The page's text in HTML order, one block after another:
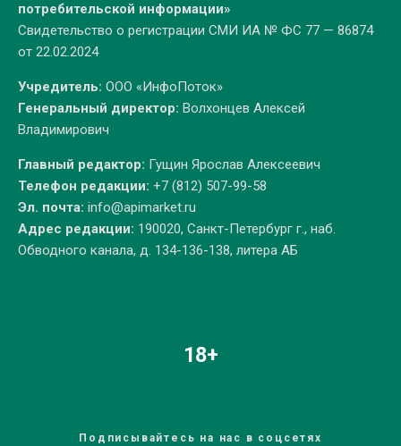
потребительской информации»
Свидетельство о регистрации СМИ ИА № ФС 77 — 86874
от 22.02.2024
Учредитель: ООО «ИнфоПоток»
Генеральный директор: Волхонцев Алексей
Владимирович
Главный редактор: Гущин Ярослав Алексеевич
Телефон редакции: +7 (812) 507-99-58
Эл. почта: info@apimarket.ru
Адрес редакции: 190020, Санкт-Петербург г., наб.
Обводного канала, д. 134-136-138, литера АБ
18+
Подписывайтесь на нас в соцсетях